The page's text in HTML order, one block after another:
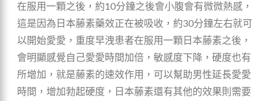
在服用一顆之後，約10分鐘之後會小腹會有微微熱感，
這是因為日本藤素藥效正在被吸收，約30分鐘左右就可
以開始愛愛，重度早洩患者在服用一顆日本藤素之後，
會明顯感覺自己愛愛時間加倍，敏感度下降，硬度也有
所增加，就是藤素的速效作用，可以幫助男性延長愛愛
時間，增加勃起硬度，日本藤素還有其他的效果則需要